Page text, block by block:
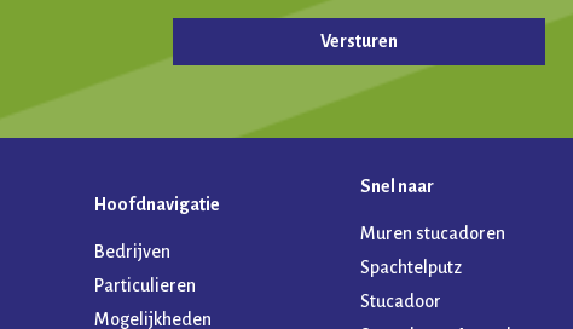
Hoofdnavigatie
Bedrijven
Particulieren
Mogelijkheden
Snel naar
Muren stucadoren
Spachtelputz
Stucadoor